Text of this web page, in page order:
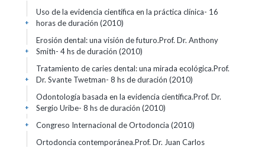
Uso de la evidencia científica en la práctica clínica- 16
horas de duración (2010)
+
Erosión dental: una visión de futuro.Prof. Dr. Anthony
Smith- 4 hs de duración (2010)
+
Tratamiento de caries dental: una mirada ecológica.Prof.
Dr. Svante Twetman- 8 hs de duración (2010)
+
Odontología basada en la evidencia científica.Prof. Dr.
Sergio Uribe- 8 hs de duración (2010)
+
Congreso Internacional de Ortodoncia (2010)
+
Ortodoncia contemporánea.Prof. Dr. Juan Carlos